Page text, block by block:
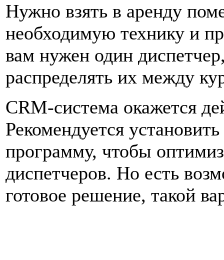
Нужно взять в аренду
необходимую технику и
вам нужен один
распределять их между
CRM-система окажется
Рекомендуется
программу, чтобы
диспетчеров. Но есть
готовое решение, такой